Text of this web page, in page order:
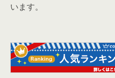
います。